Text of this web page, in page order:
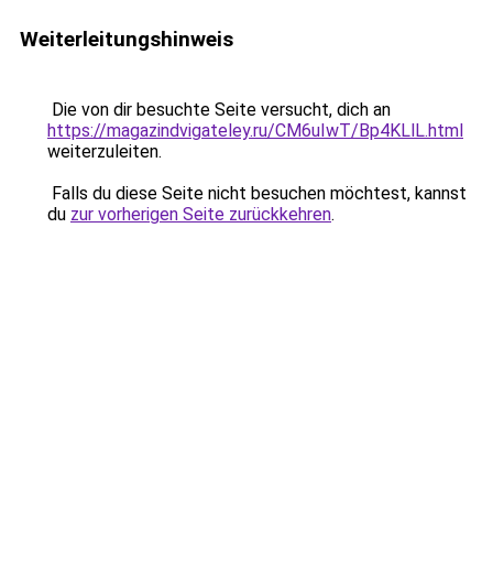
Weiterleitungshinweis
Die von dir besuchte Seite versucht, dich an
https://magazindvigateley.ru/CM6uIwT/Bp4KLlL.html
weiterzuleiten.
Falls du diese Seite nicht besuchen möchtest, kannst
du zur vorherigen Seite zurückkehren.